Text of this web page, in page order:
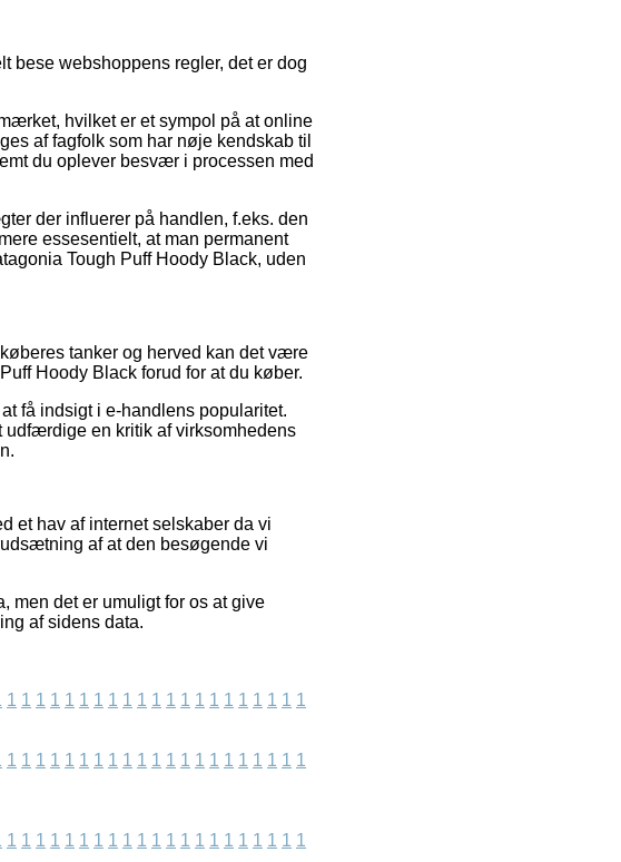
bese webshoppens regler, det er dog
hvilket er et sympol på at online
af fagfolk som har nøje kendskab til
du oplever besvær i processen med
der influerer på handlen, f.eks. den
essesentielt, at man permanent
Tough Puff Hoody Black, uden
tanker og herved kan det være
Hoody Black forud for at du køber.
få indsigt i e-handlens popularitet.
udfærdige en kritik af virksomhedens
et hav af internet selskaber da vi
af at den besøgende vi
men det er umuligt for os at give
af sidens data.
1 1 1 1 1 1 1 1 1 1 1 1 1 1 1 1 1 1 1 1 1
1 1 1 1 1 1 1 1 1 1 1 1 1 1 1 1 1 1 1 1 1
1 1 1 1 1 1 1 1 1 1 1 1 1 1 1 1 1 1 1 1 1